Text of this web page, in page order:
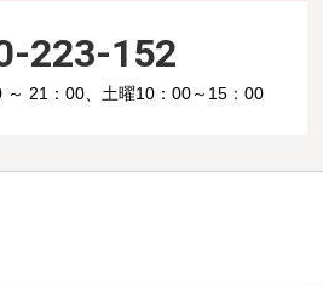
223-152
～ 21：00、土曜10：00～15：00